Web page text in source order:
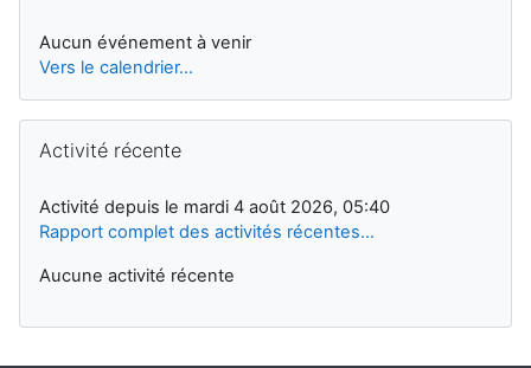
Aucun événement à venir
Vers le calendrier…
Activité récente
Activité depuis le mardi 4 août 2026, 05:40
Rapport complet des activités récentes…
Aucune activité récente